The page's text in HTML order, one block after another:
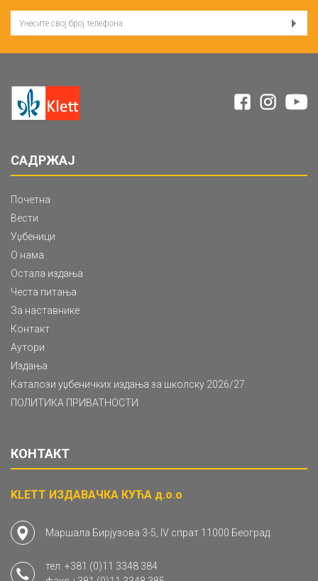
САДРЖАЈ
Почетна
Вести
Уџбеници
О нама
Остала издања
Честа питања
За наставнике
Контакт
Аутори
Издања
Каталози уџбеничких издања за школску 2026/27.
ПОЛИТИКА ПРИВАТНОСТИ
КОНТАКТ
KLETT ИЗДАВАЧКА КУЋА д.о.о
Маршала Бирјузова 3-5, IV спрат 11000 Београд
тел. +381 (0)11 3348 384